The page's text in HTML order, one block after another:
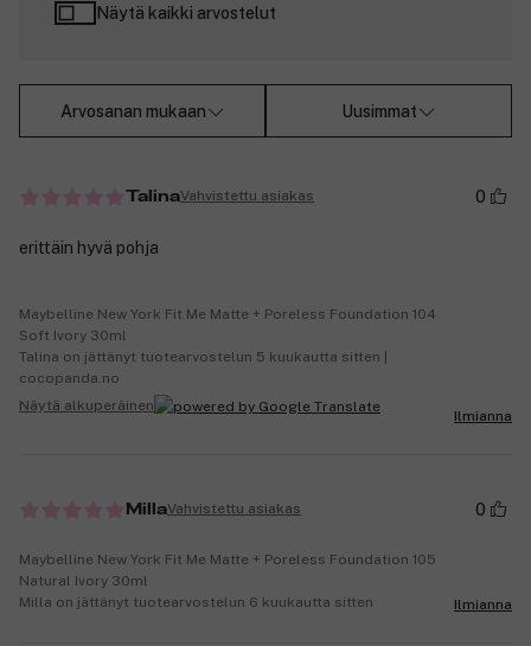
Näytä kaikki arvostelut
Arvosanan mukaan Uusimmat
TalinaVahvistettu asiakas 0
erittäin hyvä pohja
Maybelline New York Fit Me Matte + Poreless Foundation 104
Soft Ivory 30ml
Talina on jättänyt tuotearvostelun 5 kuukautta sitten |
cocopanda.no
Näytä alkuperäinen
Ilmianna
MillaVahvistettu asiakas 0
Maybelline New York Fit Me Matte + Poreless Foundation 105
Natural Ivory 30ml
Milla on jättänyt tuotearvostelun 6 kuukautta sitten
Ilmianna